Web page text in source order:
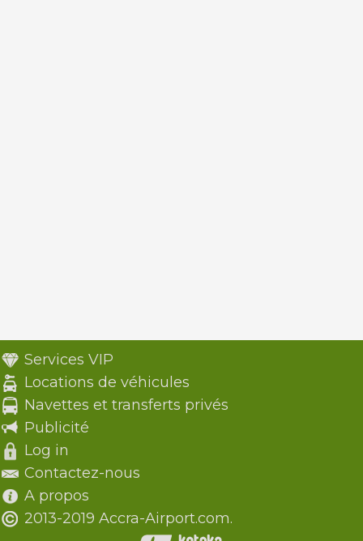
Services VIP
Locations de véhicules
Navettes et transferts privés
Publicité
Log in
Contactez-nous
A propos
2013-2019 Accra-Airport.com.